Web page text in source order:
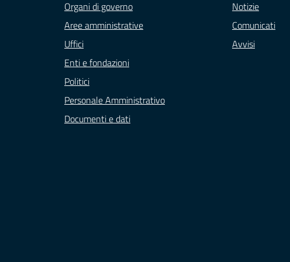
Organi di governo
Aree amministrative
Uffici
Enti e fondazioni
Politici
Personale Amministrativo
Documenti e dati
Notizie
Comunicati
Avvisi